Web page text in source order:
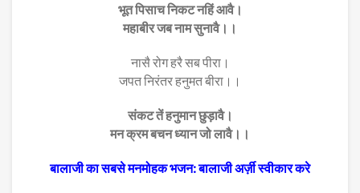
भूत पिसाच निकट नहिं आवै।
महाबीर जब नाम सुनावै।।
नासै रोग हरै सब पीरा।
जपत निरंतर हनुमत बीरा।।
संकट तें हनुमान छुड़ावै।
मन क्रम बचन ध्यान जो लावै।।
बालाजी का सबसे मनमोहक भजन: बालाजी अर्ज़ी स्वीकार करे